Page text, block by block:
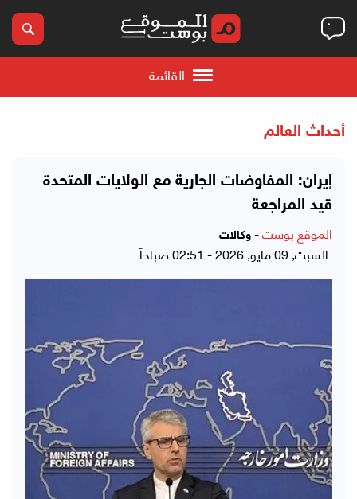
القائمة
أحداث العالم
إيران: المفاوضات الجارية مع الولايات المتحدة
قيد المراجعة
الموقع بوست- وكالات
السبت, 09 مايو, 2026 - 02:51 صباحاً